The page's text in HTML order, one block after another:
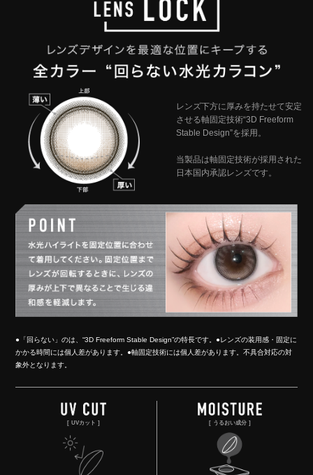
レンズ下方に厚みを持たせて安定
させる軸固定技術“3D Freeform
Stable Design”を採用。
当製品は軸固定技術が採用された
日本国内承認レンズです。
●「回らない」のは、“3D Freeform Stable Design”の特長です。●レンズの装用感・固定に
かかる時間には個人差があります。●軸固定技術には個人差があります。不具合対応の対
象外となります。
UVカット うるおい成分